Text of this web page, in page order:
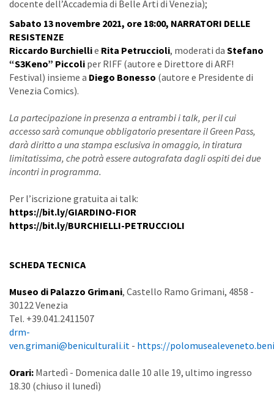
docente dell’Accademia di Belle Arti di Venezia);
Sabato 13 novembre 2021, ore 18:00, NARRATORI DELLE
RESISTENZE
Riccardo Burchiellie Rita Petruccioli, moderati da Stefano
“S3Keno” Piccoli per RIFF (autore e Direttore di ARF!
Festival) insieme a Diego Bonesso (autore e Presidente di
Venezia Comics).
La partecipazione in presenza a entrambi i talk, per il cui
accesso sarà comunque obbligatorio presentare il Green Pass,
darà diritto a una stampa esclusiva in omaggio, in tiratura
limitatissima, che potrà essere autografata dagli ospiti dei due
incontri in programma.
Per l’iscrizione gratuita ai talk:
https://bit.ly/GIARDINO-FIOR
https://bit.ly/BURCHIELLI-PETRUCCIOLI
SCHEDA TECNICA
Museo di Palazzo Grimani, Castello Ramo Grimani, 4858 -
30122 Venezia
Tel. +39.041.2411507
drm-
ven.grimani@beniculturali.it - https://
Orari: Martedì - Domenica dalle 10 alle 19, ultimo ingresso
18.30 (chiuso il lunedì)